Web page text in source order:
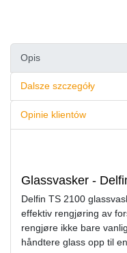
Opis
Dalsze szczegóły
Opinie klientów
Glassvasker -
Delfin TS 2100
effektiv rengjøring av
rengjøre ikke bare
håndtere glass opp til